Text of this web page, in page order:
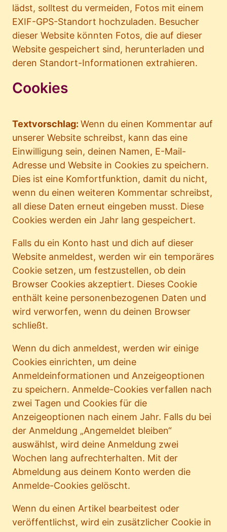
lädst, solltest du vermeiden, Fotos mit einem
EXIF-GPS-Standort hochzuladen. Besucher
dieser Website könnten Fotos, die auf dieser
Website gespeichert sind, herunterladen und
deren Standort-Informationen extrahieren.
Cookies
Textvorschlag: Wenn du einen Kommentar auf
unserer Website schreibst, kann das eine
Einwilligung sein, deinen Namen, E-Mail-
Adresse und Website in Cookies zu speichern.
Dies ist eine Komfortfunktion, damit du nicht,
wenn du einen weiteren Kommentar schreibst,
all diese Daten erneut eingeben musst. Diese
Cookies werden ein Jahr lang gespeichert.
Falls du ein Konto hast und dich auf dieser
Website anmeldest, werden wir ein temporäres
Cookie setzen, um festzustellen, ob dein
Browser Cookies akzeptiert. Dieses Cookie
enthält keine personenbezogenen Daten und
wird verworfen, wenn du deinen Browser
schließt.
Wenn du dich anmeldest, werden wir einige
Cookies einrichten, um deine
Anmeldeinformationen und Anzeigeoptionen
zu speichern. Anmelde-Cookies verfallen nach
zwei Tagen und Cookies für die
Anzeigeoptionen nach einem Jahr. Falls du bei
der Anmeldung „Angemeldet bleiben“
auswählst, wird deine Anmeldung zwei
Wochen lang aufrechterhalten. Mit der
Abmeldung aus deinem Konto werden die
Anmelde-Cookies gelöscht.
Wenn du einen Artikel bearbeitest oder
veröffentlichst, wird ein zusätzlicher Cookie in